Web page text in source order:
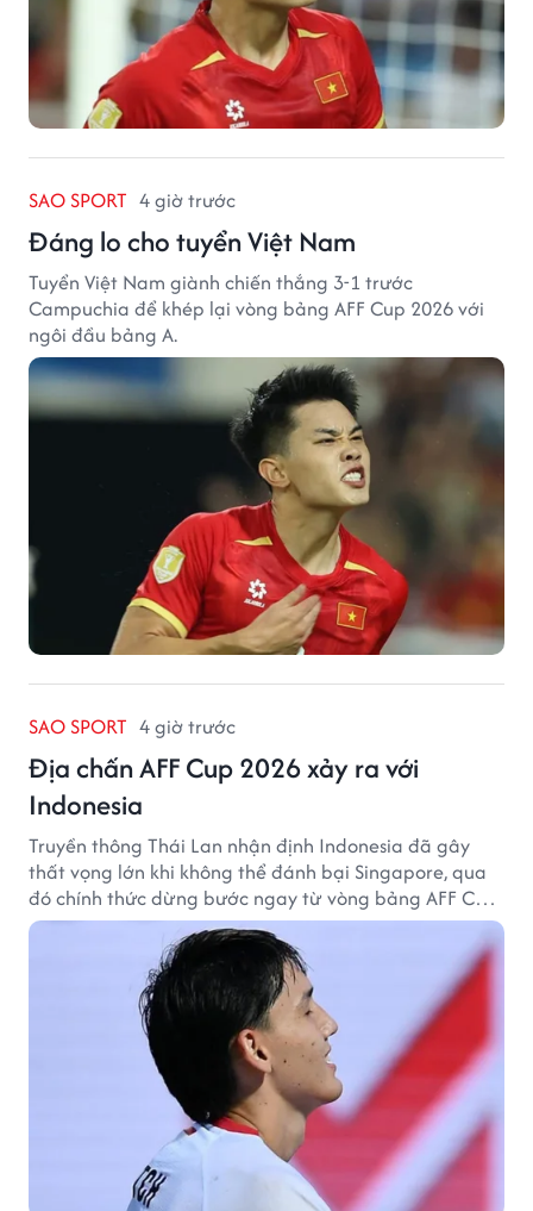
SAO SPORT 4 giờ trước
Đáng lo cho tuyển Việt Nam
Tuyển Việt Nam giành chiến thắng 3-1 trước
Campuchia để khép lại vòng bảng AFF Cup 2026 với
ngôi đầu bảng A.
SAO SPORT 4 giờ trước
Địa chấn AFF Cup 2026 xảy ra với
Indonesia
Truyền thông Thái Lan nhận định Indonesia đã gây
thất vọng lớn khi không thể đánh bại Singapore, qua
đó chính thức dừng bước ngay từ vòng bảng AFF Cup
2026.